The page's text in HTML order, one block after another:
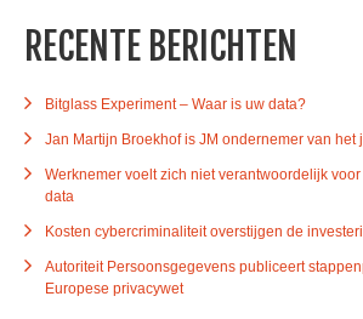
RECENTE BERICHTEN
Bitglass Experiment – Waar is uw data?
Jan Martijn Broekhof is JM ondernemer van het
Werknemer voelt zich niet verantwoordelijk
data
Kosten cybercriminaliteit overstijgen de
Autoriteit Persoonsgegevens publiceert
Europese privacywet